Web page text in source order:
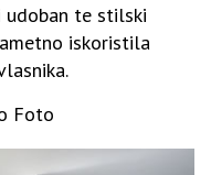
udoban te stilski
iskoristila
Foto